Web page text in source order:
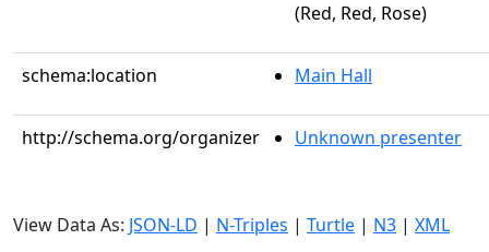
(Red, Red, Rose)
schema:location Main Hall
http://schema.org/organizer Unknown presenter
View Data As: JSON-LD | N-Triples | Turtle | N3 | XML